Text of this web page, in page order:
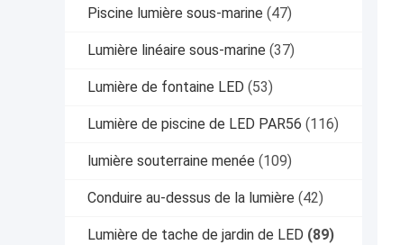
Piscine lumière sous-marine (47)
Lumière linéaire sous-marine (37)
Lumière de fontaine LED (53)
Lumière de piscine de LED PAR56 (116)
lumière souterraine menée (109)
Conduire au-dessus de la lumière (42)
Lumière de tache de jardin de LED (89)